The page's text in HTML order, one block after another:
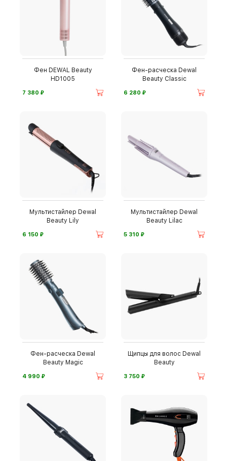
Фен DEWAL Beauty
HD1005
7 380 ⃏
Фен-расческа Dewal
Beauty Classic
6 280 ⃏
Мультистайлер Dewal
Beauty Lily
6 150 ⃏
Мультистайлер Dewal
Beauty Lilac
5 310 ⃏
Фен-расческа Dewal
Beauty Magic
4 990 ⃏
Щипцы для волос Dewal
Beauty
3 750 ⃏